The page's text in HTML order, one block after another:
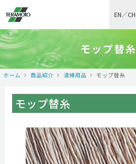
EN／CH
モップ替糸
ホーム 商品紹介 清掃用品 モップ替糸
モップ替糸